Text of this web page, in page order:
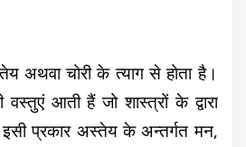
चोरी के त्याग से होता है।
आती हैं जो शास्त्रों के द्वारा
प्रकार अस्तेय के अन्तर्गत मन,